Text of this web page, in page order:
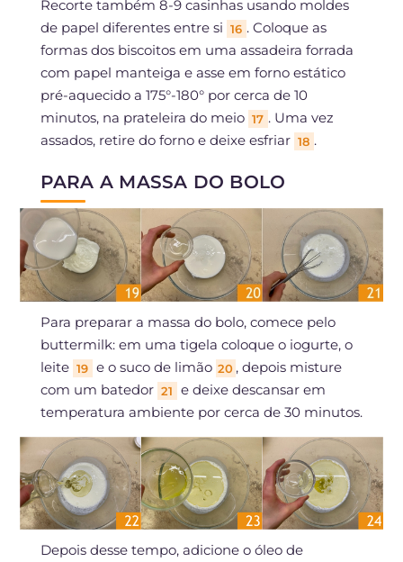
Recorte também 8-9 casinhas usando moldes
de papel diferentes entre si 16 . Coloque as
formas dos biscoitos em uma assadeira forrada
com papel manteiga e asse em forno estático
pré-aquecido a 175°-180° por cerca de 10
minutos, na prateleira do meio 17 . Uma vez
assados, retire do forno e deixe esfriar 18 .
PARA A MASSA DO BOLO
Para preparar a massa do bolo, comece pelo
buttermilk: em uma tigela coloque o iogurte, o
leite 19 e o suco de limão 20 , depois misture
com um batedor 21
e deixe descansar em
temperatura ambiente por cerca de 30 minutos.
Depois desse tempo, adicione o óleo de